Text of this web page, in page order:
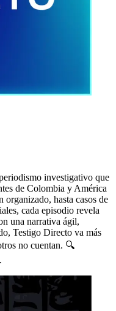
investigativo que
de Colombia y América
hasta casos de
cada episodio revela
una narrativa ágil,
Testigo Directo va más
no cuentan. 🔍